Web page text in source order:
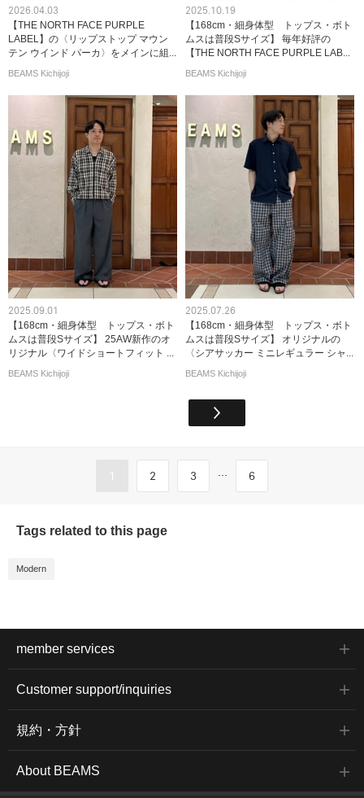
2026.04.03
【THE NORTH FACE PURPLE
LABEL】の〈リップストップ マウン
テン ウインド パーカ〉をメインに組...
BEAMS Kichijoji
2025.10.19
【168cm・細身体型 トップス・ボト
ムスは普段Sサイズ】 毎年好評の
【THE NORTH FACE PURPLE LAB...
BEAMS Kichijoji
2025.09.01
【168cm・細身体型 トップス・ボト
ムスは普段Sサイズ】 25AW新作のオ
リジナル〈ワイドショートフィット ...
BEAMS Kichijoji
2025.07.26
【168cm・細身体型 トップス・ボト
ムスは普段Sサイズ】 オリジナルの
〈シアサッカー ミニレギュラー シャ...
BEAMS Kichijoji
1 2 3 ... 6
Tags related to this page
Modern
member services
Customer support/inquiries
規約・方針
About BEAMS